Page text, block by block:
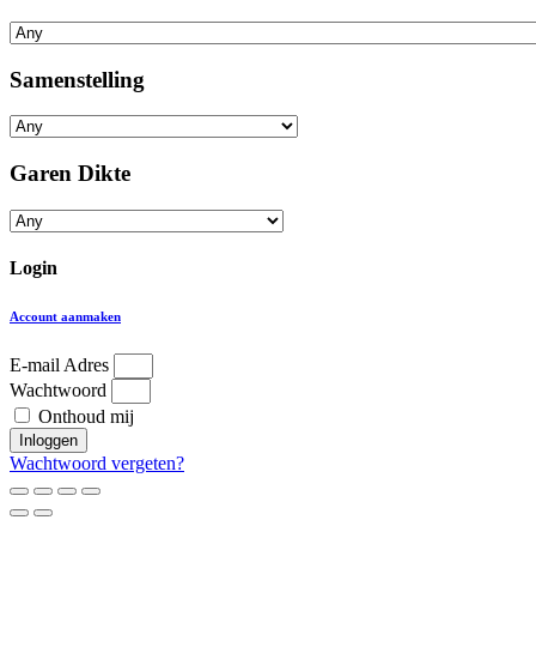
Samenstelling
Garen Dikte
Login
Account aanmaken
E-mail Adres
Wachtwoord
Onthoud mij
Inloggen
Wachtwoord vergeten?